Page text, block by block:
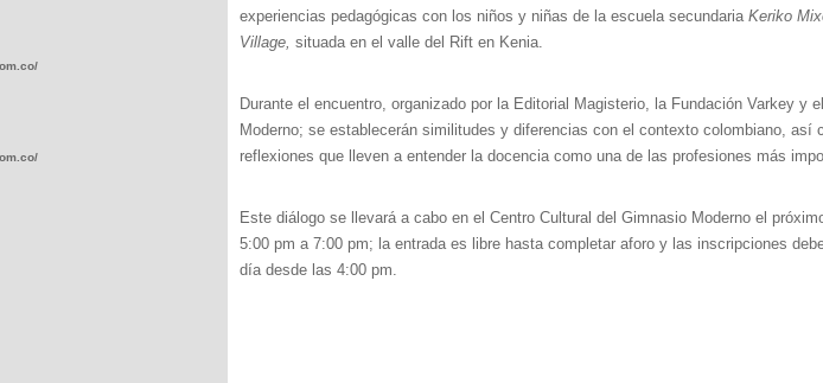
experiencias pedagógicas con los niños y niñas de la escuela secundaria Keriko
Village, situada en el valle del Rift en Kenia.
Durante el encuentro, organizado por la Editorial Magisterio, la Fundación Varkey y
Moderno; se establecerán similitudes y diferencias con el contexto colombiano, así
reflexiones que lleven a entender la docencia como una de las profesiones más
Este diálogo se llevará a cabo en el Centro Cultural del Gimnasio Moderno el
5:00 pm a 7:00 pm; la entrada es libre hasta completar aforo y las inscripciones
día desde las 4:00 pm.
wp-
wp-